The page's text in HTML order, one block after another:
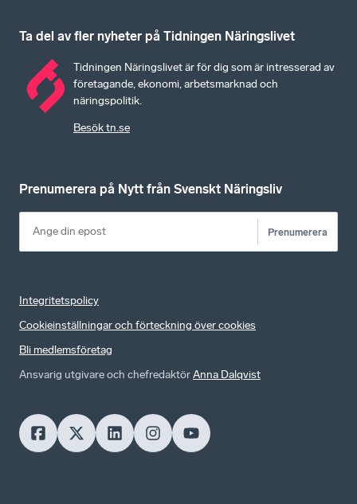
Ta del av fler nyheter på Tidningen Näringslivet
Tidningen Näringslivet är för dig som är intresserad av
företagande, ekonomi, arbetsmarknad och
näringspolitik.
Besök tn.se
Prenumerera på Nytt från Svenskt Näringsliv
Prenumerera
Integritetspolicy
Cookieinställningar och förteckning över cookies
Bli medlemsföretag
Ansvarig utgivare och chefredaktörAnna Dalqvist